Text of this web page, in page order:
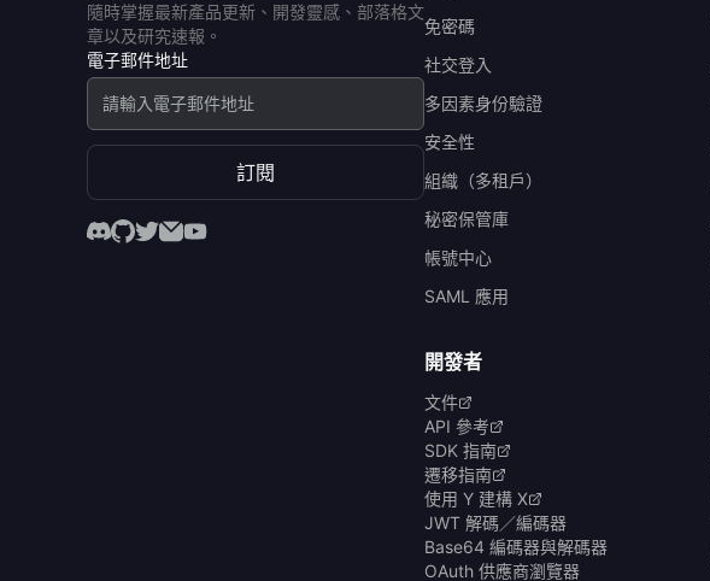
隨時掌握最新產品更新、開發靈感、部落格文
章以及研究速報。
電子郵件地址
訂閱
免密碼
社交登入
多因素身份驗證
安全性
組織（多租戶）
秘密保管庫
帳號中心
SAML 應用
開發者
文件
API 參考
SDK 指南
遷移指南
使用 Y 建構 X
JWT 解碼／編碼器
Base64 編碼器與解碼器
OAuth 供應商瀏覽器